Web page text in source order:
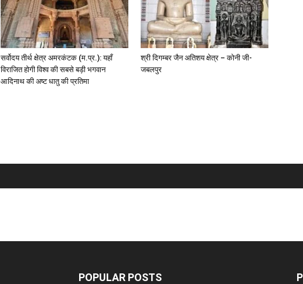
सर्वोदय तीर्थ क्षेत्र अमरकंटक (म.प्र.): यहाँ
विराजित होगी विश्व की सबसे बड़ी भगवान
आदिनाथ की अष्ट धातु की प्रतिमा
श्री दिगम्बर जैन अतिशय क्षेत्र – कोनी जी-
जबलपुर
POPULAR POSTS